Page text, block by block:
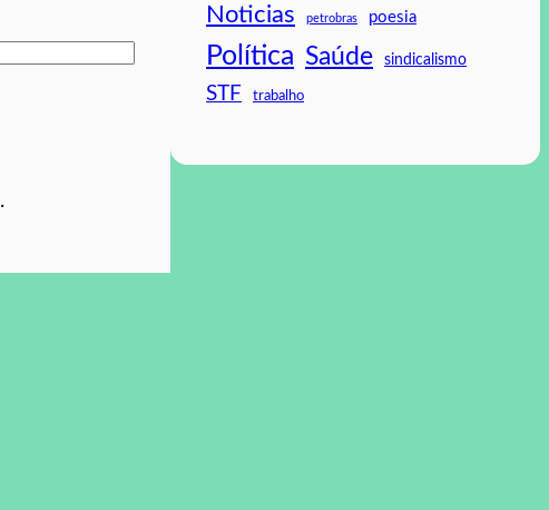
.
Noticias petrobras poesia
Política Saúde sindicalismo
STF trabalho